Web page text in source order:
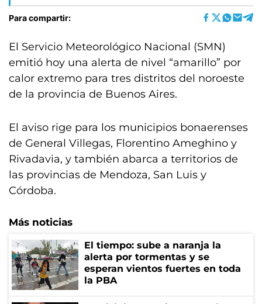
Para compartir:
El Servicio Meteorológico Nacional (SMN)
emitió hoy una alerta de nivel “amarillo” por
calor extremo para tres distritos del noroeste
de la provincia de Buenos Aires.
El aviso rige para los municipios bonaerenses
de General Villegas, Florentino Ameghino y
Rivadavia, y también abarca a territorios de
las provincias de Mendoza, San Luis y
Córdoba.
Más noticias
El tiempo: sube a naranja la
alerta por tormentas y se
esperan vientos fuertes en toda
la PBA